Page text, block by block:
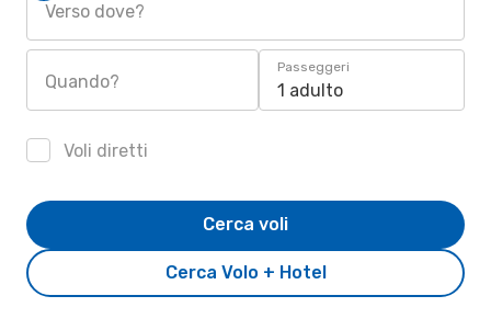
Verso dove?
Quando?
Passeggeri
1 adulto
Voli diretti
Cerca Volo + Hotel
Cerca voli